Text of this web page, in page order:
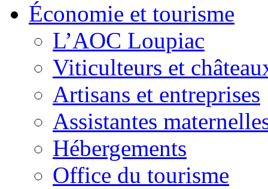
Économie et tourisme
L’AOC Loupiac
Viticulteurs et
Artisans et entreprises
Assistantes
Hébergements
Office du tourisme